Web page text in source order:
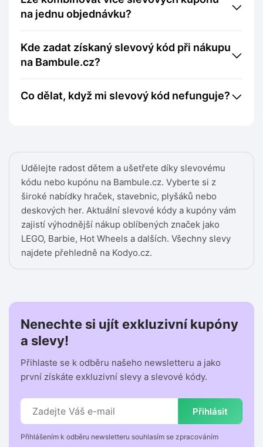
Udělejte radost dětem a ušetřete díky slevovému
kódu nebo kupónu na Bambule.cz. Vyberte si z
široké nabídky hraček, stavebnic, plyšáků nebo
deskových her. Aktuální slevové kódy a kupóny vám
zajistí výhodnější nákup oblíbených značek jako
LEGO, Barbie, Hot Wheels a dalších. Všechny slevy
najdete přehledně na Kodyo.cz.
na jednu objednávku?
Kde zadat získaný slevový kód při nákupu
na Bambule.cz?
Co dělat, když mi slevový kód nefunguje?
Nenechte si ujít exkluzivní kupóny
a slevy!
Přihlaste se k odběru našeho newsletteru a jako
první získáte exkluzivní slevy a slevové kódy.
Přihlásit
Přihlášením k odběru newsletteru souhlasím se zpracováním